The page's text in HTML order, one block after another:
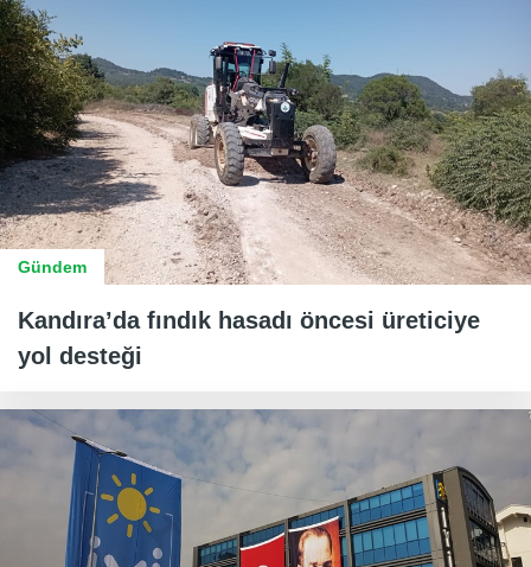
Gündem
Kandıra’da fındık hasadı öncesi üreticiye
yol desteği